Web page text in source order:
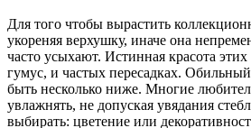
Для того чтобы вырастить
укореняя верхушку, иначе она
часто усыхают. Истинная красота
гумус, и частых пересадках.
быть несколько ниже. Многие
увлажнять, не допуская увядания
выбирать: цветение или